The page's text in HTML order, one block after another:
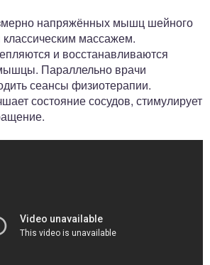
напряжённых мышц шейного
классическим массажем.
и восстанавливаются
Параллельно врачи
сеансы физиотерапии.
состояние сосудов, стимулирует